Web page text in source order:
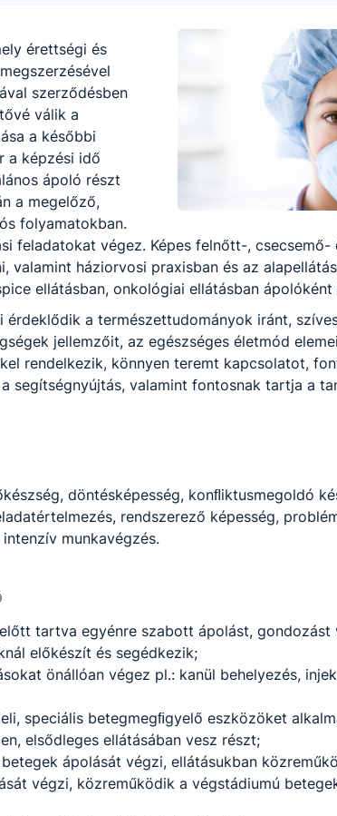
érettségi és
szerződésben
válik a
a későbbi
a képzési idő
ápoló részt
a megelőző,
folyamatokban.
feladatokat végez. Képes felnőtt-, csecsemő-
valamint háziorvosi praxisban és az
ellátásban, onkológiai ellátásban
érdeklődik a természettudományok iránt,
jellemzőit, az egészséges életmód
rendelkezik, könnyen teremt kapcsolatot,
segítségnyújtás, valamint fontosnak tartja a
döntésképesség, konﬂiktusmegoldó
rendszerező képesség,
munkavégzés.
tartva egyénre szabott ápolást, gondozást
előkészít és segédkezik;
önállóan végez pl.: kanül behelyezés,
speciális betegmegﬁgyelő eszközöket
elsődleges ellátásában vesz részt;
ápolását végzi, ellátásukban
végzi, közreműködik a végstádiumú